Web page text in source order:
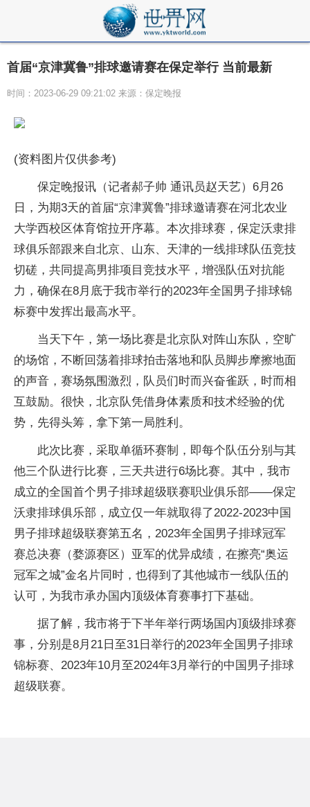
首届“京津冀鲁”排球邀请赛在保定举行 当前最新
时间：2023-06-29 09:21:02 来源：保定晚报
(资料图片仅供参考)
保定晚报讯（记者郝子帅 通讯员赵天艺）6月26
日，为期3天的首届“京津冀鲁”排球邀请赛在河北农业
大学西校区体育馆拉开序幕。本次排球赛，保定沃隶排
球俱乐部跟来自北京、山东、天津的一线排球队伍竞技
切磋，共同提高男排项目竞技水平，增强队伍对抗能
力，确保在8月底于我市举行的2023年全国男子排球锦
标赛中发挥出最高水平。
当天下午，第一场比赛是北京队对阵山东队，空旷
的场馆，不断回荡着排球拍击落地和队员脚步摩擦地面
的声音，赛场氛围激烈，队员们时而兴奋雀跃，时而相
互鼓励。很快，北京队凭借身体素质和技术经验的优
势，先得头筹，拿下第一局胜利。
此次比赛，采取单循环赛制，即每个队伍分别与其
他三个队进行比赛，三天共进行6场比赛。其中，我市
成立的全国首个男子排球超级联赛职业俱乐部——保定
沃隶排球俱乐部，成立仅一年就取得了2022-2023中国
男子排球超级联赛第五名，2023年全国男子排球冠军
赛总决赛（婺源赛区）亚军的优异成绩，在擦亮“奥运
冠军之城”金名片同时，也得到了其他城市一线队伍的
认可，为我市承办国内顶级体育赛事打下基础。
据了解，我市将于下半年举行两场国内顶级排球赛
事，分别是8月21日至31日举行的2023年全国男子排球
锦标赛、2023年10月至2024年3月举行的中国男子排球
超级联赛。